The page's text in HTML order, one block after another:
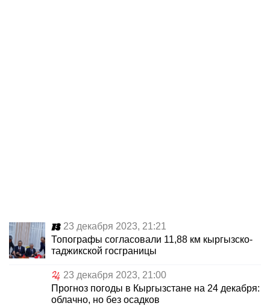
23 декабря 2023, 21:21
Топографы согласовали 11,88 км кыргызско-
таджикской госграницы
23 декабря 2023, 21:00
Прогноз погоды в Кыргызстане на 24 декабря:
облачно, но без осадков